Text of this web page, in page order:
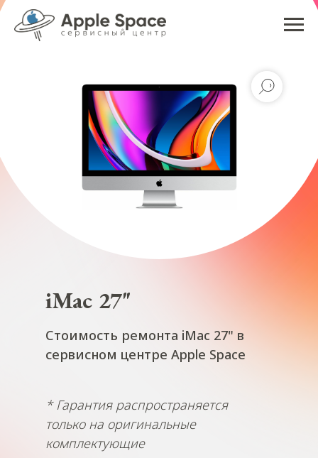
Стоимость ремонта iMac 27" в
сервисном центре Apple Space
* Гарантия распространяется
только на оригинальные
комплектующие
iMac 27"